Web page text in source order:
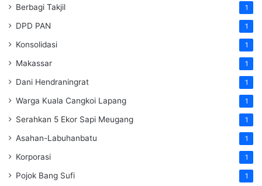
Berbagi Takjil 1
DPD PAN 1
Konsolidasi 1
Makassar 1
Dani Hendraningrat 1
Warga Kuala Cangkoi Lapang 1
Serahkan 5 Ekor Sapi Meugang 1
Asahan-Labuhanbatu 1
Korporasi 1
Pojok Bang Sufi 1